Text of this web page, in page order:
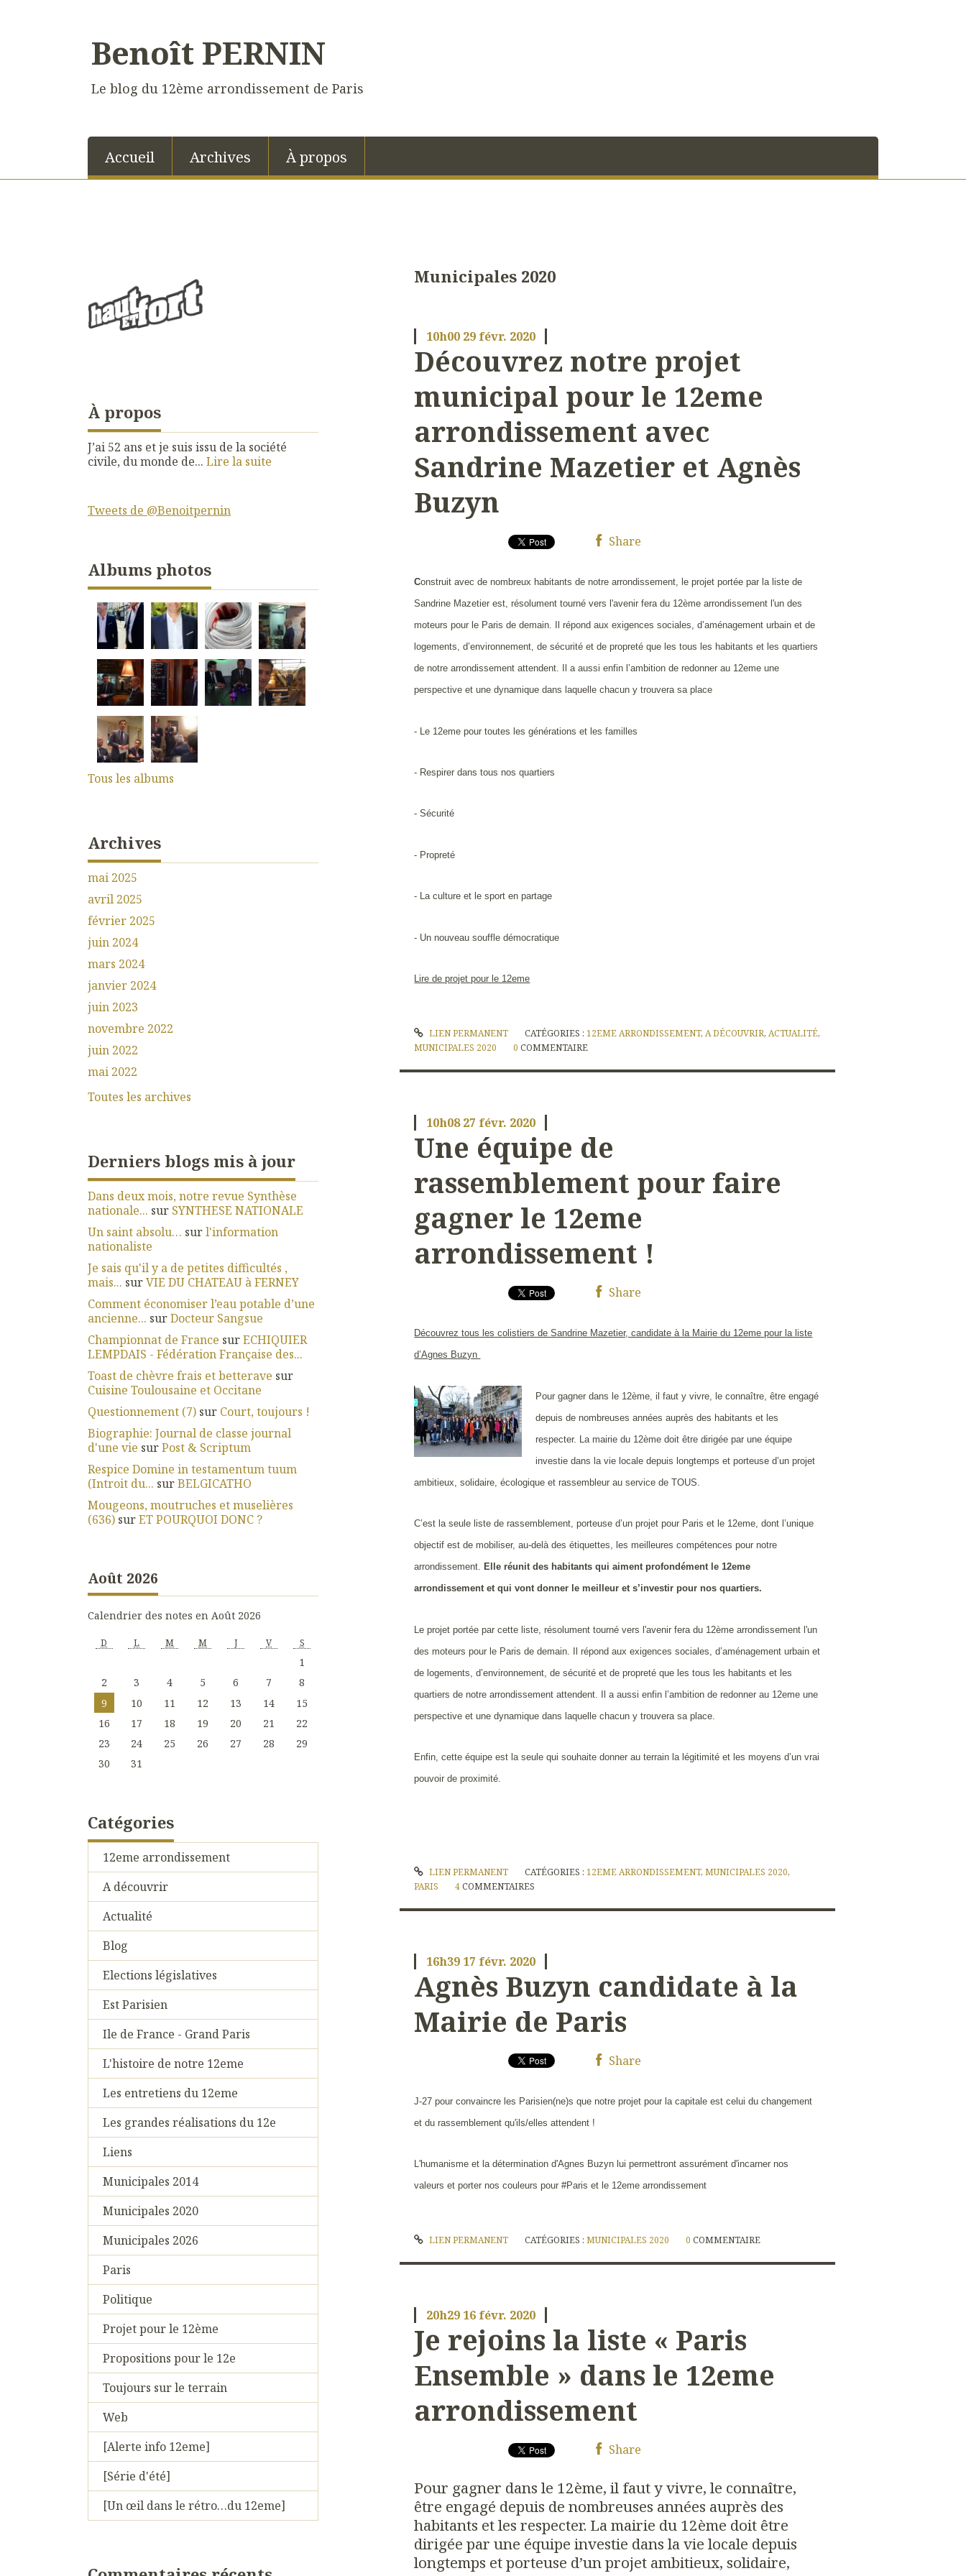
Benoît PERNIN
Le blog du 12ème arrondissement de Paris
Accueil Archives À propos
À propos
J’ai 52 ans et je suis issu de la société
civile, du monde de... Lire la suite
Tweets de @Benoitpernin
Albums photos
Tous les albums
Archives
mai 2025
avril 2025
février 2025
juin 2024
mars 2024
janvier 2024
juin 2023
novembre 2022
juin 2022
mai 2022
Toutes les archives
Derniers blogs mis à jour
Dans deux mois, notre revue Synthèse
nationale... sur SYNTHESE NATIONALE
Un saint absolu… surl'information
nationaliste
Je sais qu'il y a de petites difficultés ,
mais... surVIE DU CHATEAU à FERNEY
Comment économiser l’eau potable d’une
ancienne... surDocteur Sangsue
Championnat de France surECHIQUIER
LEMPDAIS - Fédération Française des...
Toast de chèvre frais et betterave sur
Cuisine Toulousaine et Occitane
Questionnement (7) sur Court, toujours !
Biographie: Journal de classe journal
d'une vie surPost & Scriptum
Respice Domine in testamentum tuum
(Introit du... surBELGICATHO
Mougeons, moutruches et muselières
(636) surET POURQUOI DONC ?
Août 2026
Calendrier des notes en Août 2026
D L M M J V S
1
2
3 4 5 6 7
8
9
10 11 12 13 14
15
16
17 18 19 20 21
22
23
24 25 26 27 28
29
30
31
Catégories
12eme arrondissement
A découvrir
Actualité
Blog
Elections législatives
Est Parisien
Ile de France - Grand Paris
L'histoire de notre 12eme
Les entretiens du 12eme
Les grandes réalisations du 12e
Liens
Municipales 2014
Municipales 2020
Municipales 2026
Paris
Politique
Projet pour le 12ème
Propositions pour le 12e
Toujours sur le terrain
Web
[Alerte info 12eme]
[Série d'été]
[Un œil dans le rétro…du 12eme]
Municipales 2020
10h00 29 févr. 2020
Découvrez notre projet
municipal pour le 12eme
arrondissement avec
Sandrine Mazetier et Agnès
Buzyn
Share
Construit avec de nombreux habitants de notre arrondissement, le projet portée par la liste de
Sandrine Mazetier est, résolument tourné vers l'avenir fera du 12ème arrondissement l'un des
moteurs pour le Paris de demain. Il répond aux exigences sociales, d’aménagement urbain et de
logements, d’environnement, de sécurité et de propreté que les tous les habitants et les quartiers
de notre arrondissement attendent. Il a aussi enfin l’ambition de redonner au 12eme une
perspective et une dynamique dans laquelle chacun y trouvera sa place
- Le 12eme pour toutes les générations et les familles
- Respirer dans tous nos quartiers
- Sécurité
- Propreté
- La culture et le sport en partage
- Un nouveau souffle démocratique
Lire de projet pour le 12eme
LIEN PERMANENT CATÉGORIES : 12EME ARRONDISSEMENT, A DÉCOUVRIR, ACTUALITÉ,
MUNICIPALES 2020
0 COMMENTAIRE
10h08 27 févr. 2020
Une équipe de
rassemblement pour faire
gagner le 12eme
arrondissement !
Share
Découvrez tous les colistiers de Sandrine Mazetier, candidate à la Mairie du 12eme pour la liste
d’Agnes Buzyn
Pour gagner dans le 12ème, il faut y vivre, le connaître, être engagé
depuis de nombreuses années auprès des habitants et les
respecter. La mairie du 12ème doit être dirigée par une équipe
investie dans la vie locale depuis longtemps et porteuse d’un projet
ambitieux, solidaire, écologique et rassembleur au service de TOUS.
C’est la seule liste de rassemblement, porteuse d’un projet pour Paris et le 12eme, dont l’unique
objectif est de mobiliser, au-delà des étiquettes, les meilleures compétences pour notre
arrondissement. Elle réunit des habitants qui aiment profondément le 12eme
arrondissement et qui vont donner le meilleur et s’investir pour nos quartiers.
Le projet portée par cette liste, résolument tourné vers l'avenir fera du 12ème arrondissement l'un
des moteurs pour le Paris de demain. Il répond aux exigences sociales, d’aménagement urbain et
de logements, d’environnement, de sécurité et de propreté que les tous les habitants et les
quartiers de notre arrondissement attendent. Il a aussi enfin l’ambition de redonner au 12eme une
perspective et une dynamique dans laquelle chacun y trouvera sa place.
Enfin, cette équipe est la seule qui souhaite donner au terrain la légitimité et les moyens d’un vrai
pouvoir de proximité.
LIEN PERMANENT CATÉGORIES : 12EME ARRONDISSEMENT, MUNICIPALES 2020,
PARIS
4 COMMENTAIRES
16h39 17 févr. 2020
Agnès Buzyn candidate à la
Mairie de Paris
Share
J-27 pour convaincre les Parisien(ne)s que notre projet pour la capitale est celui du changement
et du rassemblement qu'ils/elles attendent !
L'humanisme et la détermination d'Agnes Buzyn lui permettront assurément d'incarner nos
valeurs et porter nos couleurs pour #Paris et le 12eme arrondissement
LIEN PERMANENT CATÉGORIES : MUNICIPALES 2020 0 COMMENTAIRE
20h29 16 févr. 2020
Je rejoins la liste « Paris
Ensemble » dans le 12eme
arrondissement
Share
Pour gagner dans le 12ème, il faut y vivre, le connaître,
être engagé depuis de nombreuses années auprès des
habitants et les respecter. La mairie du 12ème doit être
dirigée par une équipe investie dans la vie locale depuis
longtemps et porteuse d’un projet ambitieux, solidaire,